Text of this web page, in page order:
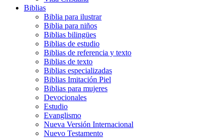
Biblias
Biblia para ilustrar
Biblia para niños
Biblias bilingües
Biblias de estudio
Biblias de referencia y texto
Biblias de texto
Biblias especializadas
Biblias Imitación Piel
Biblias para mujeres
Devocionales
Estudio
Evanglismo
Nueva Versión Internacional
Nuevo Testamento